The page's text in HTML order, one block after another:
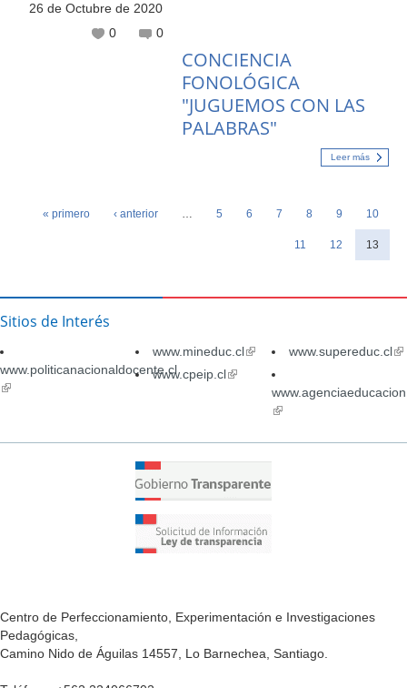
26 de Octubre de 2020
0
0
CONCIENCIA
FONOLÓGICA
"JUGUEMOS CON LAS
PALABRAS"
Leer más
Páginas
« primero ‹ anterior … 5 6 7 8 9 10
11 12 13
Sitios de Interés
www.politicanacionaldocente.cl
(link
www.mineduc.cl(link
external)
www.supereduc.cl
www.cpeip.cl(link
external)(link
external)
Centro de Perfeccionamiento, Experimentación e Investigaciones
Pedagógicas,
Camino Nido de Águilas 14557, Lo Barnechea, Santiago.